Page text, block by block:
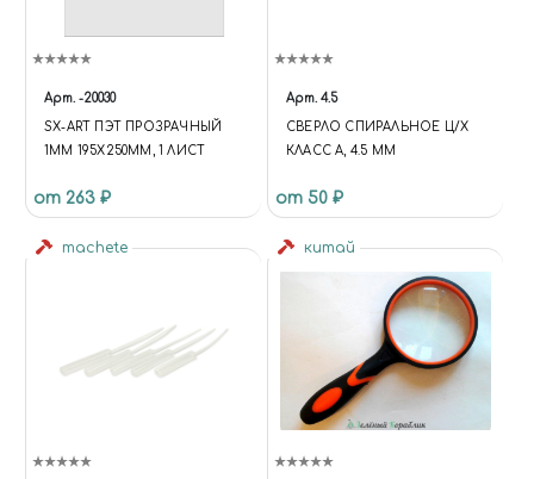
Арт. -20030
SX-ART ПЭТ ПРОЗРАЧНЫЙ
1ММ 195Х250ММ, 1 ЛИСТ
от 263 ₽
Арт. 4.5
СВЕРЛО СПИРАЛЬНОЕ Ц/Х
КЛАСС А, 4.5 ММ
от 50 ₽
machete китай